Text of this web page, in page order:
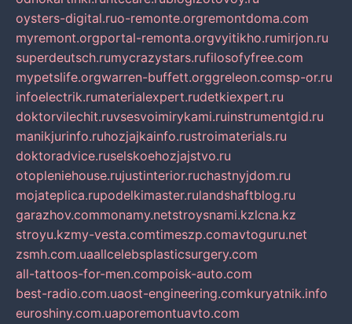
oysters-digital.ruo-remonte.orgremontdoma.com
myremont.orgportal-remonta.orgvyitikho.rumirjon.ru
superdeutsch.rumycrazystars.rufilosofyfree.com
mypetslife.orgwarren-buffett.orggreleon.comsp-or.ru
infoelectrik.rumaterialexpert.rudetkiexpert.ru
doktorvilechit.ruvsesvoimirykami.ruinstrumentgid.ru
manikjurinfo.ruhozjajkainfo.rustroimaterials.ru
doktoradvice.ruselskoehozjajstvo.ru
otopleniehouse.rujustinterior.ruchastnyjdom.ru
mojateplica.rupodelkimaster.rulandshaftblog.ru
garazhov.commonamy.netstroysnami.kzlcna.kz
stroyu.kzmy-vesta.comtimeszp.comavtoguru.net
zsmh.com.uaallcelebsplasticsurgery.com
all-tattoos-for-men.compoisk-auto.com
best-radio.com.uaost-engineering.comkuryatnik.info
euroshiny.com.uaporemontuavto.com